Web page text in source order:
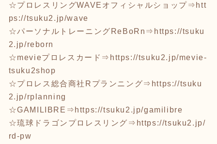
☆プロレスリングWAVEオフィシャルショップ⇒ htt
ps://tsuku2.jp/wave
☆パーソナルトレーニングReBoRn⇒ https://tsuku
2.jp/reborn
☆mevieプロレスカード⇒ https://tsuku2.jp/mevie-
tsuku2shop
☆プロレス総合商社Rプランニング⇒ https://tsuku
2.jp/rplanning
☆GAMILIBRE⇒ https://tsuku2.jp/gamilibre
☆琉球ドラゴンプロレスリング⇒ https://tsuku2.jp/
rd-pw